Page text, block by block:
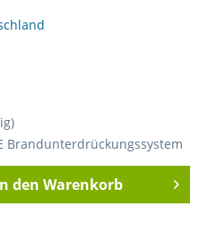
Brandunterdrückungssystem
den Warenkorb